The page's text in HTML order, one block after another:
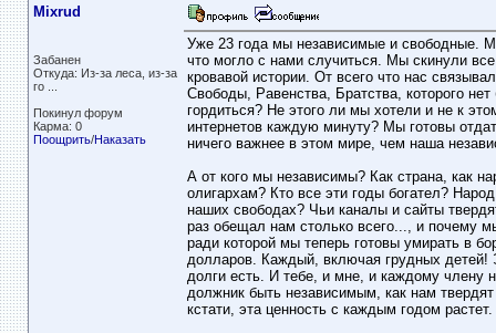
Mixrud
Забанен
Откуда: Из-за леса, из-за
го ...
Покинул форум
Карма: 0
Поощрить/Наказать
Уже 23 года мы независимые и свободные.
что могло с нами случиться. Мы скинули
кровавой истории. От всего что нас
Свободы, Равенства, Братства, которого
гордиться? Не этого ли мы хотели и не к
интернетов каждую минуту? Мы готовы
ничего важнее в этом мире, чем наша
А от кого мы независимы? Как страна, как
олигархам? Кто все эти годы богател?
наших свободах? Чьи каналы и сайты
раз обещал нам столько всего..., и почему
ради которой мы теперь готовы умирать в
долларов. Каждый, включая грудных детей!
долги есть. И тебе, и мне, и каждому члену
должник быть независимым, как нам
кстати, эта ценность с каждым годом растет.